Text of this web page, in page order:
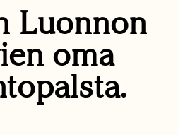
Luonnon
oma